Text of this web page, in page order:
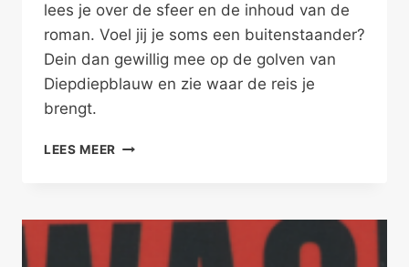
lees je over de sfeer en de inhoud van de
roman. Voel jij je soms een buitenstaander?
Dein dan gewillig mee op de golven van
Diepdiepblauw en zie waar de reis je
brengt.
LEES MEER PERSOON
POETSLIPVISSEN